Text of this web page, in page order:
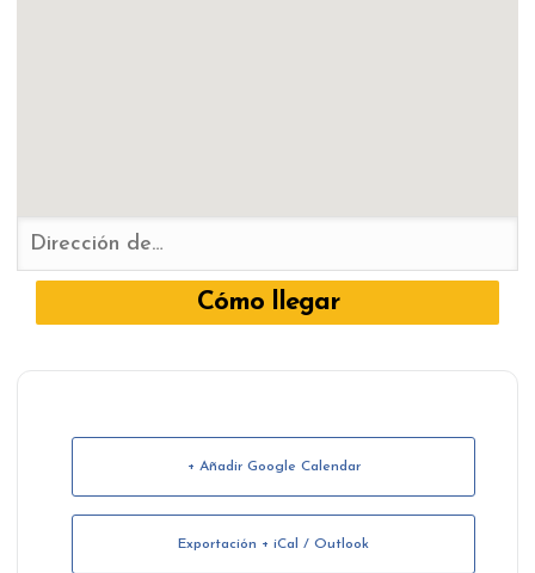
+ Añadir Google Calendar
Exportación + iCal / Outlook